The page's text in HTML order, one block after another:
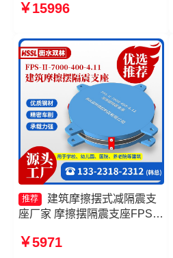
支座生产厂家 摩擦摆式减隔震
￥15996
推荐
建筑摩擦摆式减隔震支
座厂家 摩擦摆隔震支座FPSII-
支座 摩擦摆隔震支座FPSII-
￥5971